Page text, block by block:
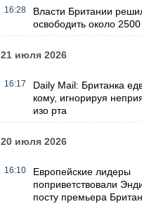
16:28
Власти Британии
освободить около
21 июля 2026
16:17
Daily Mail: Британка
кому, игнорируя
изо рта
20 июля 2026
16:10
Европейские лидеры
поприветствовали
посту премьера